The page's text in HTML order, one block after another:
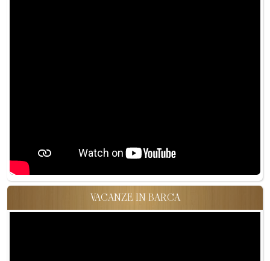
VACANZE IN BARCA